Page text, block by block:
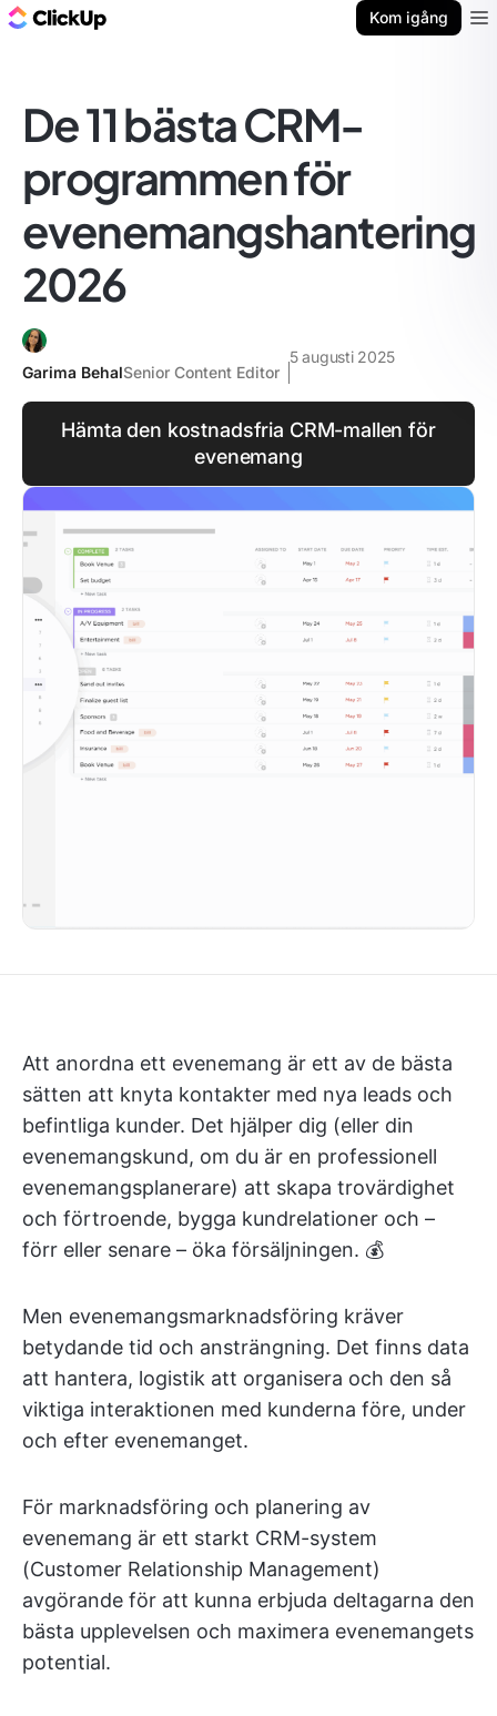
Kom igång
De 11 bästa CRM-
programmen för
evenemangshantering
2026
Garima BehalSenior Content Editor
5 augusti 2025
Hämta den kostnadsfria CRM-mallen för
evenemang
Att anordna ett evenemang är ett av de bästa
sätten att knyta kontakter med nya leads och
befintliga kunder. Det hjälper dig (eller din
evenemangskund, om du är en professionell
evenemangsplanerare) att skapa trovärdighet
och förtroende, bygga kundrelationer och –
förr eller senare – öka försäljningen. 💰
Men evenemangsmarknadsföring kräver
betydande tid och ansträngning. Det finns data
att hantera, logistik att organisera och den så
viktiga interaktionen med kunderna före, under
och efter evenemanget.
För marknadsföring och planering av
evenemang är ett starkt CRM-system
(Customer Relationship Management)
avgörande för att kunna erbjuda deltagarna den
bästa upplevelsen och maximera evenemangets
potential.